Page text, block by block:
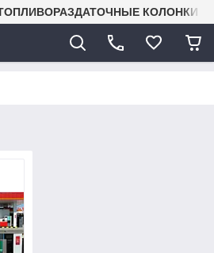
ТОПЛИВОРАЗДАТОЧНЫЕ КОЛОНКИ